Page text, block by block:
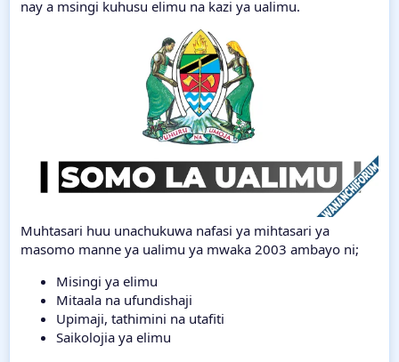
nay a msingi kuhusu elimu na kazi ya ualimu.
Muhtasari huu unachukuwa nafasi ya mihtasari ya
masomo manne ya ualimu ya mwaka 2003 ambayo ni;
Misingi ya elimu
Mitaala na ufundishaji
Upimaji, tathimini na utafiti
Saikolojia ya elimu